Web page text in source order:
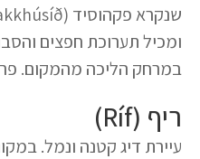
ומכיל תערוכת חפצים
במרחק הליכה מהמקום.
ריף (Ríf)